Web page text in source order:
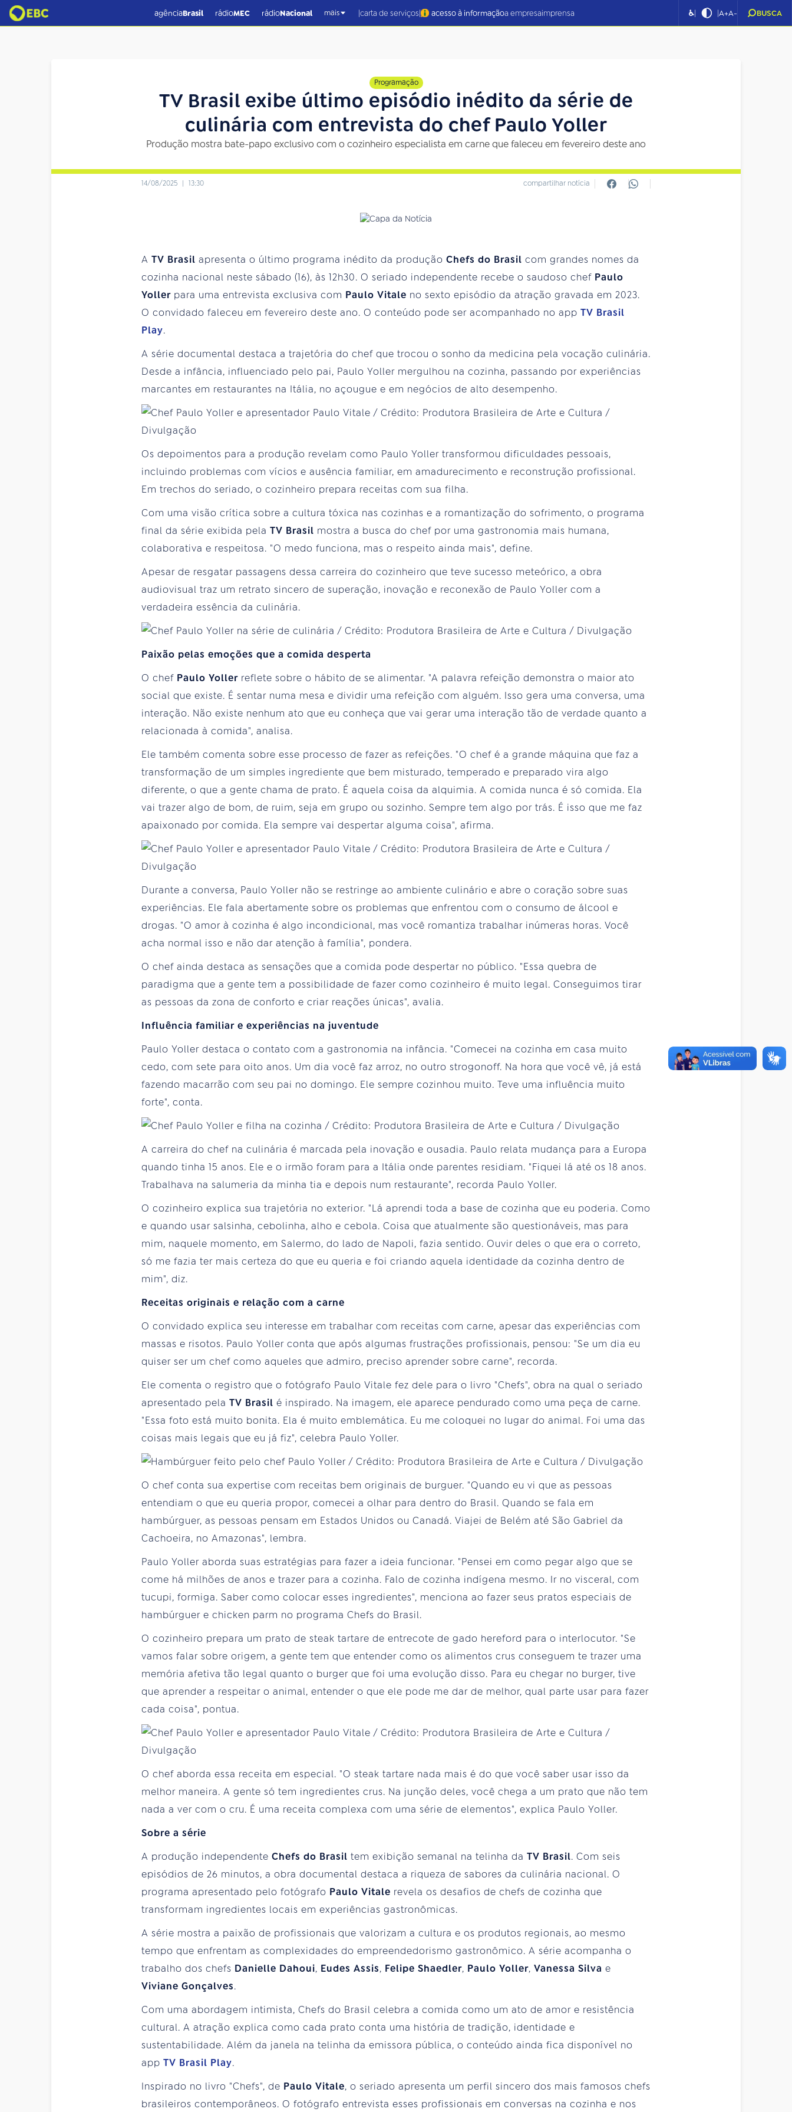
agênciaBrasil rádioMEC rádioNacional mais |carta de serviços| acesso à informaçãoa empresaimprensa ♿| |A+A- BUSCA
Programação
TV Brasil exibe último episódio inédito da série de
culinária com entrevista do chef Paulo Yoller
Produção mostra bate-papo exclusivo com o cozinheiro especialista em carne que faleceu em fevereiro deste ano
14/08/2025 | 13:30 compartilhar notícia
A TV Brasil apresenta o último programa inédito da produção Chefs do Brasil com grandes nomes da
cozinha nacional neste sábado (16), às 12h30. O seriado independente recebe o saudoso chef Paulo
Yoller para uma entrevista exclusiva com Paulo Vitale no sexto episódio da atração gravada em 2023.
O convidado faleceu em fevereiro deste ano. O conteúdo pode ser acompanhado no app TV Brasil
Play.
A série documental destaca a trajetória do chef que trocou o sonho da medicina pela vocação culinária.
Desde a infância, influenciado pelo pai, Paulo Yoller mergulhou na cozinha, passando por experiências
marcantes em restaurantes na Itália, no açougue e em negócios de alto desempenho.
Os depoimentos para a produção revelam como Paulo Yoller transformou dificuldades pessoais,
incluindo problemas com vícios e ausência familiar, em amadurecimento e reconstrução profissional.
Em trechos do seriado, o cozinheiro prepara receitas com sua filha.
Com uma visão crítica sobre a cultura tóxica nas cozinhas e a romantização do sofrimento, o programa
final da série exibida pela TV Brasil mostra a busca do chef por uma gastronomia mais humana,
colaborativa e respeitosa. "O medo funciona, mas o respeito ainda mais", define.
Apesar de resgatar passagens dessa carreira do cozinheiro que teve sucesso meteórico, a obra
audiovisual traz um retrato sincero de superação, inovação e reconexão de Paulo Yoller com a
verdadeira essência da culinária.
Paixão pelas emoções que a comida desperta
O chef Paulo Yoller reflete sobre o hábito de se alimentar. "A palavra refeição demonstra o maior ato
social que existe. É sentar numa mesa e dividir uma refeição com alguém. Isso gera uma conversa, uma
interação. Não existe nenhum ato que eu conheça que vai gerar uma interação tão de verdade quanto a
relacionada à comida", analisa.
Ele também comenta sobre esse processo de fazer as refeições. "O chef é a grande máquina que faz a
transformação de um simples ingrediente que bem misturado, temperado e preparado vira algo
diferente, o que a gente chama de prato. É aquela coisa da alquimia. A comida nunca é só comida. Ela
vai trazer algo de bom, de ruim, seja em grupo ou sozinho. Sempre tem algo por trás. É isso que me faz
apaixonado por comida. Ela sempre vai despertar alguma coisa", afirma.
Durante a conversa, Paulo Yoller não se restringe ao ambiente culinário e abre o coração sobre suas
experiências. Ele fala abertamente sobre os problemas que enfrentou com o consumo de álcool e
drogas. "O amor à cozinha é algo incondicional, mas você romantiza trabalhar inúmeras horas. Você
acha normal isso e não dar atenção à família", pondera.
O chef ainda destaca as sensações que a comida pode despertar no público. "Essa quebra de
paradigma que a gente tem a possibilidade de fazer como cozinheiro é muito legal. Conseguimos tirar
as pessoas da zona de conforto e criar reações únicas", avalia.
Influência familiar e experiências na juventude
Paulo Yoller destaca o contato com a gastronomia na infância. "Comecei na cozinha em casa muito
cedo, com sete para oito anos. Um dia você faz arroz, no outro strogonoff. Na hora que você vê, já está
fazendo macarrão com seu pai no domingo. Ele sempre cozinhou muito. Teve uma influência muito
forte", conta.
A carreira do chef na culinária é marcada pela inovação e ousadia. Paulo relata mudança para a Europa
quando tinha 15 anos. Ele e o irmão foram para a Itália onde parentes residiam. "Fiquei lá até os 18 anos.
Trabalhava na salumeria da minha tia e depois num restaurante", recorda Paulo Yoller.
O cozinheiro explica sua trajetória no exterior. "Lá aprendi toda a base de cozinha que eu poderia. Como
e quando usar salsinha, cebolinha, alho e cebola. Coisa que atualmente são questionáveis, mas para
mim, naquele momento, em Salermo, do lado de Napoli, fazia sentido. Ouvir deles o que era o correto,
só me fazia ter mais certeza do que eu queria e foi criando aquela identidade da cozinha dentro de
mim", diz.
Receitas originais e relação com a carne
O convidado explica seu interesse em trabalhar com receitas com carne, apesar das experiências com
massas e risotos. Paulo Yoller conta que após algumas frustrações profissionais, pensou: "Se um dia eu
quiser ser um chef como aqueles que admiro, preciso aprender sobre carne", recorda.
Ele comenta o registro que o fotógrafo Paulo Vitale fez dele para o livro "Chefs", obra na qual o seriado
apresentado pela TV Brasil é inspirado. Na imagem, ele aparece pendurado como uma peça de carne.
"Essa foto está muito bonita. Ela é muito emblemática. Eu me coloquei no lugar do animal. Foi uma das
coisas mais legais que eu já fiz", celebra Paulo Yoller.
O chef conta sua expertise com receitas bem originais de burguer. "Quando eu vi que as pessoas
entendiam o que eu queria propor, comecei a olhar para dentro do Brasil. Quando se fala em
hambúrguer, as pessoas pensam em Estados Unidos ou Canadá. Viajei de Belém até São Gabriel da
Cachoeira, no Amazonas", lembra.
Paulo Yoller aborda suas estratégias para fazer a ideia funcionar. "Pensei em como pegar algo que se
come há milhões de anos e trazer para a cozinha. Falo de cozinha indígena mesmo. Ir no visceral, com
tucupi, formiga. Saber como colocar esses ingredientes", menciona ao fazer seus pratos especiais de
hambúrguer e chicken parm no programa Chefs do Brasil.
O cozinheiro prepara um prato de steak tartare de entrecote de gado hereford para o interlocutor. "Se
vamos falar sobre origem, a gente tem que entender como os alimentos crus conseguem te trazer uma
memória afetiva tão legal quanto o burger que foi uma evolução disso. Para eu chegar no burger, tive
que aprender a respeitar o animal, entender o que ele pode me dar de melhor, qual parte usar para fazer
cada coisa", pontua.
O chef aborda essa receita em especial. "O steak tartare nada mais é do que você saber usar isso da
melhor maneira. A gente só tem ingredientes crus. Na junção deles, você chega a um prato que não tem
nada a ver com o cru. É uma receita complexa com uma série de elementos", explica Paulo Yoller.
Sobre a série
A produção independente Chefs do Brasil tem exibição semanal na telinha da TV Brasil. Com seis
episódios de 26 minutos, a obra documental destaca a riqueza de sabores da culinária nacional. O
programa apresentado pelo fotógrafo Paulo Vitale revela os desafios de chefs de cozinha que
transformam ingredientes locais em experiências gastronômicas.
A série mostra a paixão de profissionais que valorizam a cultura e os produtos regionais, ao mesmo
tempo que enfrentam as complexidades do empreendedorismo gastronômico. A série acompanha o
trabalho dos chefs Danielle Dahoui, Eudes Assis, Felipe Shaedler, Paulo Yoller, Vanessa Silva e
Viviane Gonçalves.
Com uma abordagem intimista, Chefs do Brasil celebra a comida como um ato de amor e resistência
cultural. A atração explica como cada prato conta uma história de tradição, identidade e
sustentabilidade. Além da janela na telinha da emissora pública, o conteúdo ainda fica disponível no
app TV Brasil Play.
Inspirado no livro "Chefs", de Paulo Vitale, o seriado apresenta um perfil sincero dos mais famosos chefs
brasileiros contemporâneos. O fotógrafo entrevista esses profissionais em conversas na cozinha e nos